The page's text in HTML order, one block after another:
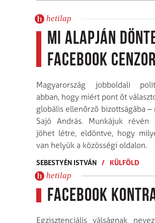
hetilap
Mi alapján
Facebook
Magyarország jobboldali
abban, hogy miért pont õt
globális ellenõrzõ bizottságába
Sajó András. Munkájuk révén
jöhet létre, eldöntve, hogy
van helyük a közösségi oldalon.
SEBESTYÉN ISTVÁN / KÜLFÖLD
hetilap
Facebook
Egzisztenciális válságnak